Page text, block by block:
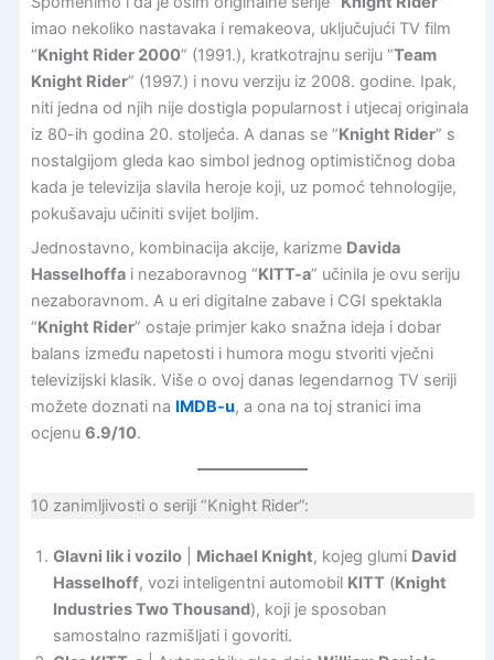
imao nekoliko nastavaka i remakeova, uključujući TV film
“Knight Rider 2000” (1991.), kratkotrajnu seriju “Team
Knight Rider” (1997.) i novu verziju iz 2008. godine. Ipak,
niti jedna od njih nije dostigla popularnost i utjecaj originala
iz 80-ih godina 20. stoljeća. A danas se “Knight Rider” s
nostalgijom gleda kao simbol jednog optimističnog doba
kada je televizija slavila heroje koji, uz pomoć tehnologije,
pokušavaju učiniti svijet boljim.
Jednostavno, kombinacija akcije, karizme Davida
Hasselhoffai nezaboravnog “KITT-a” učinila je ovu seriju
nezaboravnom. A u eri digitalne zabave i CGI spektakla
“Knight Rider” ostaje primjer kako snažna ideja i dobar
balans između napetosti i humora mogu stvoriti vječni
televizijski klasik. Više o ovoj danas legendarnog TV seriji
možete doznati na IMDB-u, a ona na toj stranici ima
ocjenu 6.9/10.
10 zanimljivosti o seriji “Knight Rider”:
Glavni lik i vozilo| Michael Knight, kojeg glumi David
Hasselhoff, vozi inteligentni automobil KITT(Knight
Industries Two Thousand), koji je sposoban
samostalno razmišljati i govoriti.